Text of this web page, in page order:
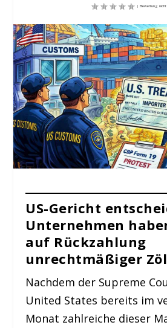
US-Gericht
Unternehmen
auf Rückzahlung
unrechtmäßiger
Nachdem der Supreme
United States bereits im
Monat zahlreiche dieser